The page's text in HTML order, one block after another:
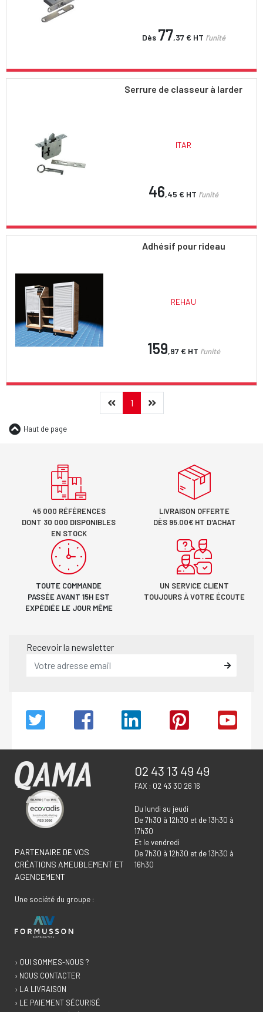
Dès 77,37 € HT l'unité
Serrure de classeur à larder
ITAR
46,45 € HT l'unité
Adhésif pour rideau
REHAU
159,97 € HT l'unité
Précédent
1(current)Suivant
Haut de page
45 000 RÉFÉRENCES
DONT 30 000 DISPONIBLES
EN STOCK
LIVRAISON OFFERTE
DÈS 95.00€ HT D'ACHAT
TOUTE COMMANDE
PASSÉE AVANT 15H EST
EXPÉDIÉE LE JOUR MÊME
UN SERVICE CLIENT
TOUJOURS À VOTRE ÉCOUTE
Recevoir la newsletter
PARTENAIRE DE VOS
CRÉATIONS AMEUBLEMENT ET
AGENCEMENT
Une société du groupe :
02 43 13 49 49
FAX : 02 43 30 26 16
Du lundi au jeudi
De 7h30 à 12h30 et de 13h30 à
17h30
Et le vendredi
De 7h30 à 12h30 et de 13h30 à
16h30
› QUI SOMMES-NOUS ?
› NOUS CONTACTER
› LA LIVRAISON
› LE PAIEMENT SÉCURISÉ